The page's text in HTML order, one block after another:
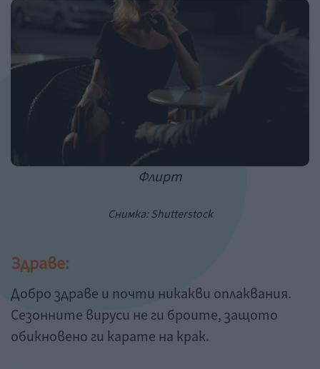
Флирт
Снимка: Shutterstock
Здраве:
Добро здраве и почти никакви оплаквания.
Сезонните вируси не ги броите, защото
обикновено ги карате на крак.